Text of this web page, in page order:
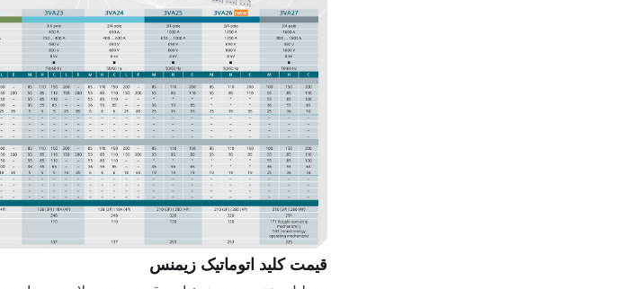
قیمت کلید اتوماتیک زیمنس